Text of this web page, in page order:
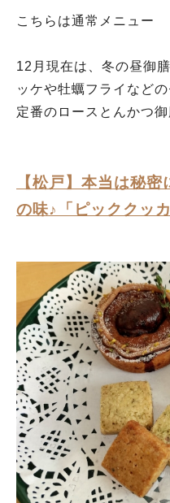
こちらは通常メニュー
12月現在は、冬の昼御
ッケや牡蠣フライなど
定番のロースとんかつ
【松戸】本当は秘
の味♪「ピッククッカ